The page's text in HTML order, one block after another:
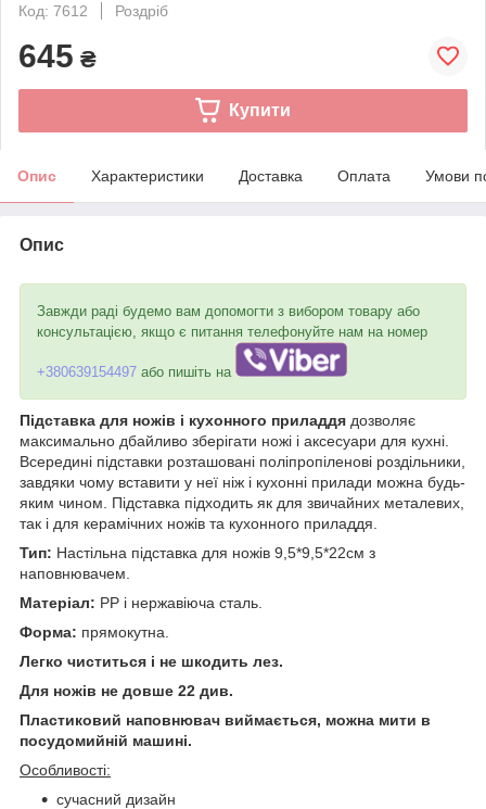
Код: 7612
Роздріб
645 ₴
Купити
Опис Характеристики Доставка Оплата Умови
Опис
Завжди раді будемо вам допомогти з вибором товару або
консультацією, якщо є питання телефонуйте нам на номер
+380639154497 або пишіть на
Підставка для ножів і кухонного приладдя дозволяє
максимально дбайливо зберігати ножі і аксесуари для кухні.
Всередині підставки розташовані поліпропіленові роздільники,
завдяки чому вставити у неї ніж і кухонні прилади можна будь-
яким чином. Підставка підходить як для звичайних металевих,
так і для керамічних ножів та кухонного приладдя.
Тип: Настільна підставка для ножів 9,5*9,5*22см з
наповнювачем.
Матеріал: РР і нержавіюча сталь.
Форма: прямокутна.
Легко чиститься і не шкодить лез.
Для ножів не довше 22 див.
Пластиковий наповнювач виймається, можна мити в
посудомийній машині.
Особливості:
сучасний дизайн